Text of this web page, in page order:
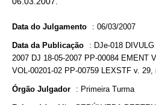
Data do Julgamento : 06/03/2007
Data da Publicação : DJe-018
2007 DJ 18-05-2007 PP-00084 EMENT
VOL-00201-02 PP-00759 LEXSTF v.
Órgão Julgador : Primeira Turma